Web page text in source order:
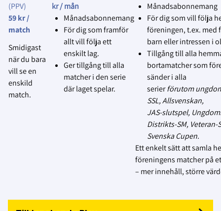
Respektera avslag utan förklaring:
Vår utgångspunkt är, genom
föreningens samtyckte, att
lagen, domare och funktionärer
har godkänt att matcher kan
sändas på Svensk Innebandys
officiella plattform Innebandy
MEN… Om något lag, domare
eller funktionär inte vill att
matchen livesänds eller spelas
in, respektera deras beslut utan
att kräva en förklaring, och
Följ föreningens ansvar
(PPV)
59 kr /
match
Smidigast
när du bara
vill se en
enskild
match.
kr / mån
Månadsabonnemang
För dig som framför
allt vill följa ett
enskilt lag.
Ger tillgång till alla
matcher i den serie
där laget spelar.
Månadsabonnemang
För dig som vill följa
föreningen, t.ex. med
barn eller intressen i
Tillgång till alla
bortamatcher som
sänder i alla
serierförutom
SSL, Allsvenskan,
JAS‑slutspel,
Distrikts‑SM,
Svenska Cupen.
Ett enkelt sätt att samla
föreningens matcher på
– mer innehåll, större